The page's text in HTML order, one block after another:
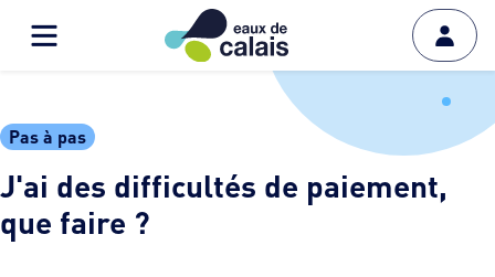
Pas à pas
J'ai des difficultés de paiement,
que faire ?